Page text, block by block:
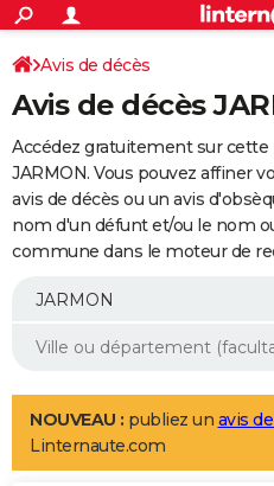
ACTUALITÉS
Politique
Société
Faits Divers
Education
Monde
Villes
+
SPORT
Coupe du monde 2026
Football
Tennis
Cyclisme
Rugby
Forum
Programme TV
TNT
Streaming
Cinéma
Sorties cinéma
Musique
+
FINANCE
Retraite
Epargne
Immobilier
Risques naturels par ville
Banque
Assurance
AUTO
Essais
Réserver un essai
Citadines
Berlines
SUV
Forum auto
+
Mobiles
Meilleur smartphone
Internet
Ordinateurs
Jeux vidéo
Guide high-tech
Aménagement intérieur
LIFESTYLE
Art de vivre
Bien-être
Loisirs
Mode
Modes de vie
Avis de décès
Avis de décès
Accédez gratuitement sur cette
JARMON. Vous pouvez affiner
avis de décès ou un avis
nom d'un défunt et/ou le nom
commune dans le moteur de
NOUVEAU : publiez un avis
Linternaute.com